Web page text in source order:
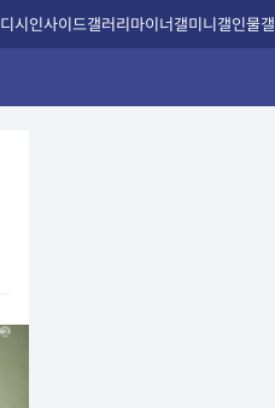
디시인사이드갤러리마이너갤미니갤인물갤